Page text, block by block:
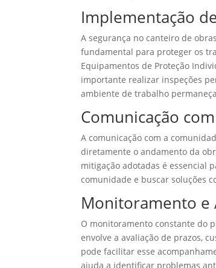
Implementação
A segurança no canteiro de
fundamental para proteger os
Equipamentos de Proteção
importante realizar inspeções
ambiente de trabalho
Comunicação
A comunicação com a
diretamente o andamento da
mitigação adotadas é essencial
comunidade e buscar soluções
Monitoramento e
O monitoramento constante do
envolve a avaliação de prazos,
pode facilitar esse
ajuda a identificar problemas